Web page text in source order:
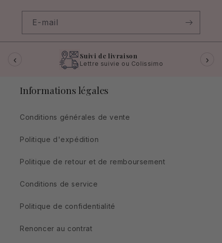
E-mail
‹ Suivi de livraison
Lettre suivie ou Colissimo ›
Informations légales
Conditions générales de vente
Politique d'expédition
Politique de retour et de remboursement
Conditions de service
Politique de confidentialité
Renoncer au contrat